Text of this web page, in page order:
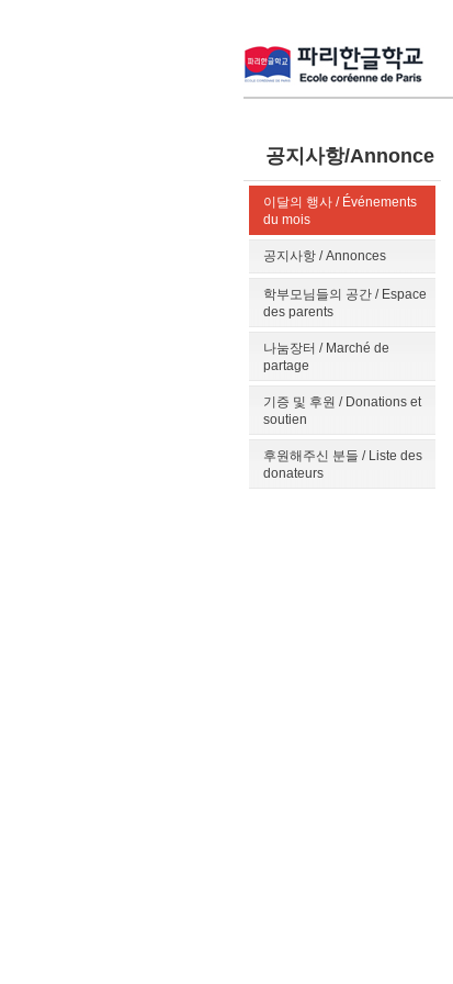
공지사항/Annonce
이달의 행사 / Événements
du mois
공지사항 / Annonces
학부모님들의 공간 / Espace
des parents
나눔장터 / Marché de
partage
기증 및 후원 / Donations et
soutien
후원해주신 분들 / Liste des
donateurs